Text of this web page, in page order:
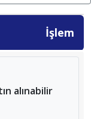
İşlem
alınabilir